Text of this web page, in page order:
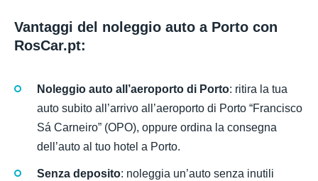
Vantaggi del noleggio auto a Porto con
RosCar.pt:
Noleggio auto all’aeroporto di Porto: ritira la tua
auto subito all’arrivo all’aeroporto di Porto “Francisco
Sá Carneiro” (OPO), oppure ordina la consegna
dell’auto al tuo hotel a Porto.
Senza deposito: noleggia un’auto senza inutili